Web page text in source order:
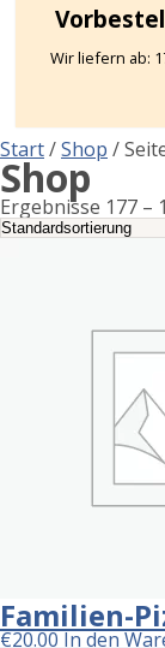
Wir liefern ab:
Start/Shop /
Shop
Ergebnisse 177 –
Familien-
€20.00In den